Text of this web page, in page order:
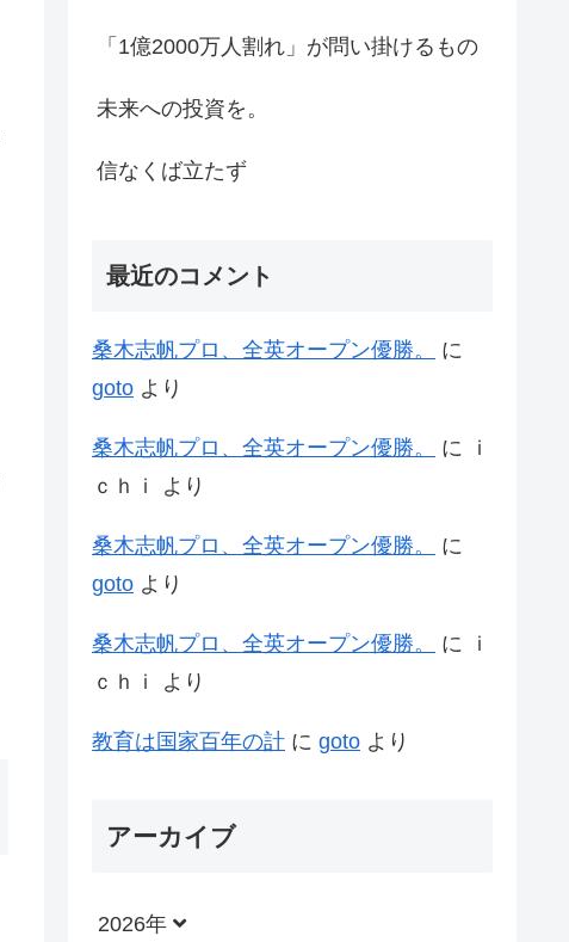
「1億2000万人割れ」が問い掛けるもの
未来への投資を。
信なくば立たず
最近のコメント
桑木志帆プロ、全英オープン優勝。
に
goto より
桑木志帆プロ、全英オープン優勝。 に
ｉ
ｃｈｉ
より
桑木志帆プロ、全英オープン優勝。
に
goto より
桑木志帆プロ、全英オープン優勝。 に
ｉ
ｃｈｉ
より
教育は国家百年の計 に goto より
アーカイブ
2026年